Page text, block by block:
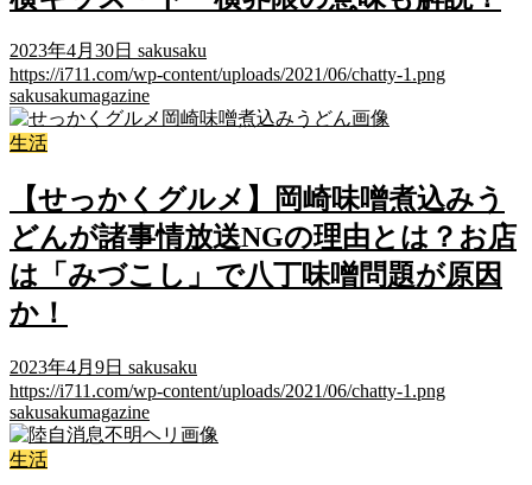
2023年4月30日 sakusaku
https://i711.com/wp-content/uploads/2021/06/chatty-1.png
sakusakumagazine
生活
【せっかくグルメ】岡崎味噌煮込みう
どんが諸事情放送NGの理由とは？お店
は「みづこし」で八丁味噌問題が原因
か！
2023年4月9日 sakusaku
https://i711.com/wp-content/uploads/2021/06/chatty-1.png
sakusakumagazine
生活